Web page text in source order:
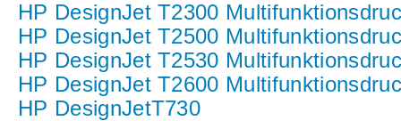
HP DesignJet T2300
HP DesignJet T2500
HP DesignJet T2530
HP DesignJet T2600
HP DesignJetT730